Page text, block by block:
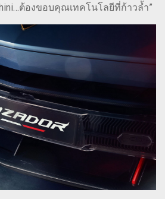
ต้องขอบคุณเทคโนโลยีที่ก้าวล้ำ”